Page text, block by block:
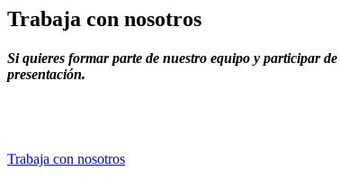
Trabaja con nosotros
Si quieres formar parte de nuestro equipo y participar
presentación.
Trabaja con nosotros